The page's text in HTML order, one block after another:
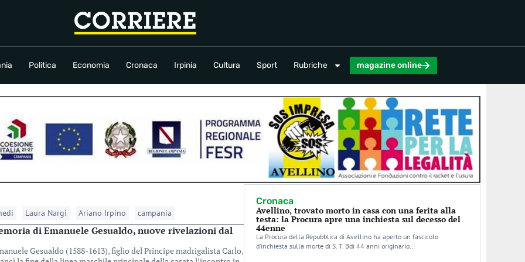
Politica Economia Cronaca Irpinia Cultura Sport Rubriche magazine online
Cronaca Irpinia Sport Rubriche
Laura Nargi Ariano Irpino campania
di Emanuele Gesualdo, nuove rivelazioni dal
Gesualdo (1588-1613), figlio del Principe madrigalista Carlo,
Cronaca
Avellino, trovato morto in casa con una ferita alla
testa: la Procura apre una inchiesta sul decesso del
44enne
La Procura della Repubblica di Avellino ha aperto un fascicolo
d’inchiesta sulla morte di S. T. Bdi 44 anni originario…